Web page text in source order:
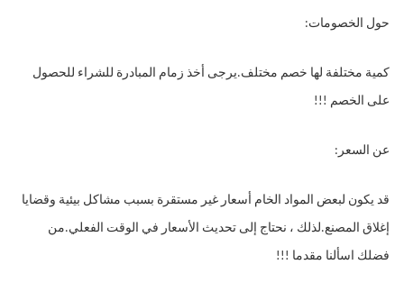
حول الخصومات:
على الخصم !!!
عن السعر:
قد يكون لبعض المواد الخام أسعار غير مستقرة بسبب مشاكل بيئية وقضايا
إغلاق المصنع.لذلك ، نحتاج إلى تحديث الأسعار في الوقت الفعلي.من
فضلك اسألنا مقدما !!!